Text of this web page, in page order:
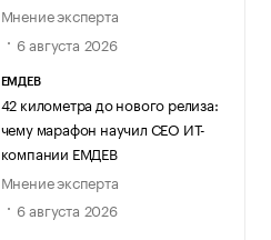
Мнение эксперта
6 августа 2026
ЕМДЕВ
42 километра до нового релиза:
чему марафон научил СЕО ИТ-
компании ЕМДЕВ
Мнение эксперта
6 августа 2026